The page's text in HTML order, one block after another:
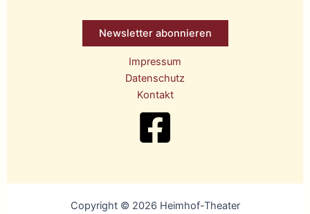
Newsletter abonnieren
Impressum
Datenschutz
Kontakt
Copyright © 2026 Heimhof-Theater